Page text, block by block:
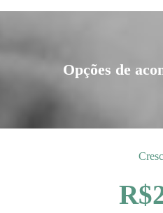
Opções de